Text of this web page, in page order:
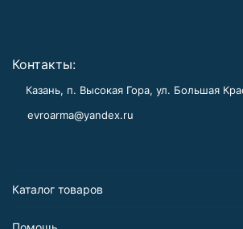
Контакты:
Казань, п. Высокая Гора, ул. Большая
evroarma@yandex.ru
Каталог товаров